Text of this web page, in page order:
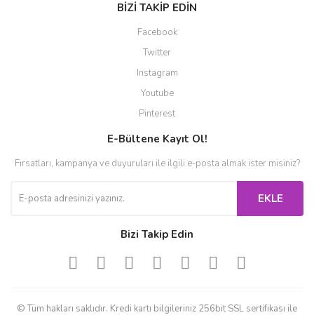
BİZİ TAKİP EDİN
Facebook
Twitter
Instagram
Youtube
Pinterest
E-Bültene Kayıt Ol!
Fırsatları, kampanya ve duyuruları ile ilgili e-posta almak ister misiniz?
EKLE
Bizi Takip Edin
© Tüm hakları saklıdır. Kredi kartı bilgileriniz 256bit SSL sertifikası ile